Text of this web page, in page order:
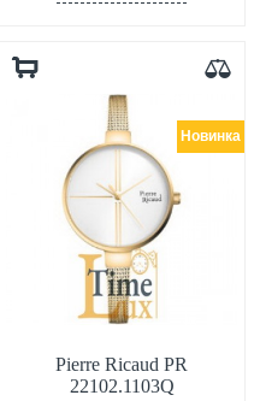
Новинка
Pierre Ricaud PR
22102.1103Q